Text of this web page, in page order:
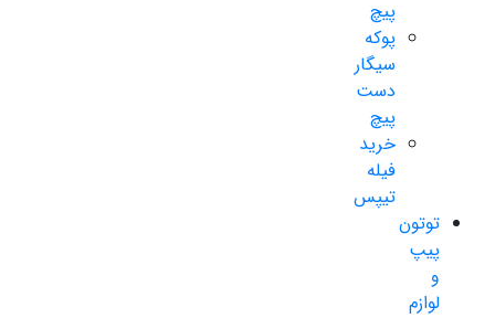
پیچ
پوکه
سیگار
دست
پیچ
خرید
فیله
تیپس
توتون
پیپ
و
لوازم